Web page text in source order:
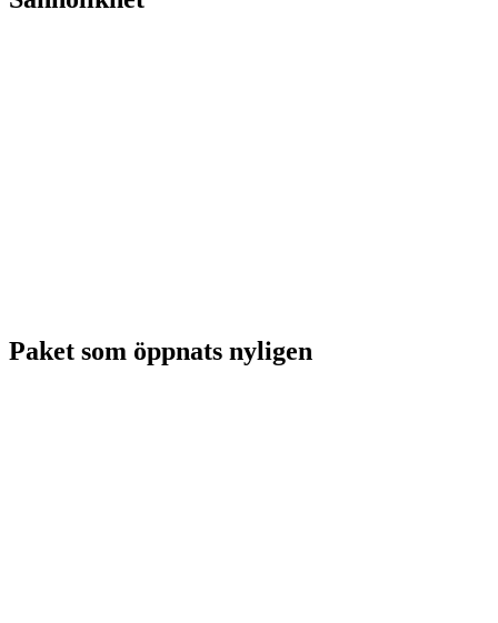
Paket som öppnats nyligen